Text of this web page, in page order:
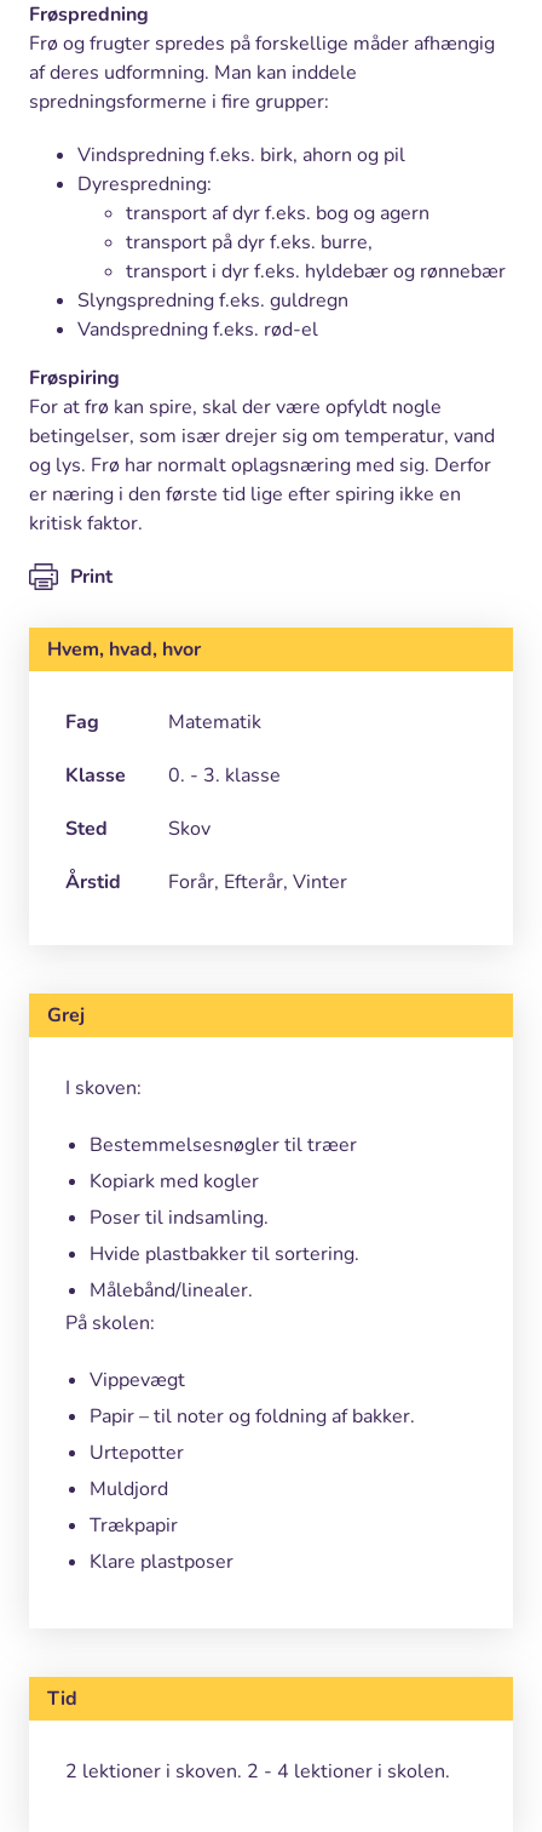
Frøspredning
Frø og frugter spredes på forskellige måder afhængig
af deres udformning. Man kan inddele
spredningsformerne i fire grupper:
Vindspredning f.eks. birk, ahorn og pil
Dyrespredning:
transport af dyr f.eks. bog og agern
transport på dyr f.eks. burre,
transport i dyr f.eks. hyldebær og rønnebær
Slyngspredning f.eks. guldregn
Vandspredning f.eks. rød-el
Frøspiring
For at frø kan spire, skal der være opfyldt nogle
betingelser, som især drejer sig om temperatur, vand
og lys. Frø har normalt oplagsnæring med sig. Derfor
er næring i den første tid lige efter spiring ikke en
kritisk faktor.
Print
Hvem, hvad, hvor
Fag
Matematik
Klasse
0. - 3. klasse
Sted
Skov
Årstid
Forår, Efterår, Vinter
Grej
I skoven:
Bestemmelsesnøgler til træer
Kopiark med kogler
Poser til indsamling.
Hvide plastbakker til sortering.
Målebånd/linealer.
På skolen:
Vippevægt
Papir – til noter og foldning af bakker.
Urtepotter
Muldjord
Trækpapir
Klare plastposer
Tid
2 lektioner i skoven. 2 - 4 lektioner i skolen.